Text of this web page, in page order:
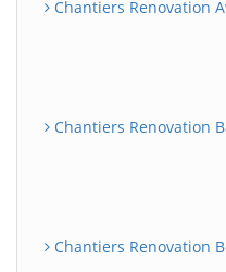
Chantiers Renovation
Chantiers Renovation
Chantiers Renovation